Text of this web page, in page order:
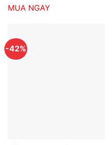
MUA NGAY
-42%